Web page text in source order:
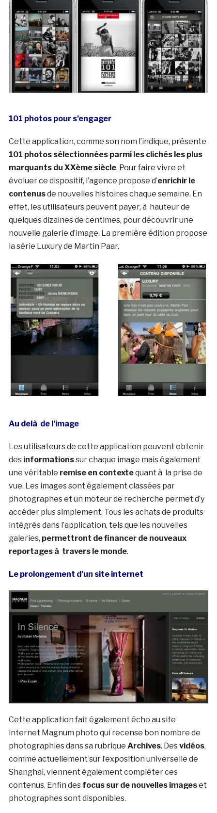
101 photos pour s’engager
Cette application, comme son nom l’indique, présente
101 photos sélectionnées parmi les clichés les plus
marquants du XXème siècle. Pour faire vivre et
évoluer ce dispositif, l’agence propose d’enrichir le
contenusde nouvelles histoires chaque semaine. En
effet, les utilisateurs peuvent payer, à hauteur de
quelques dizaines de centimes, pour découvrir une
nouvelle galerie d’image. La première édition propose
la série Luxury de Martin Paar.
Au delà de l’image
Les utilisateurs de cette application peuvent obtenir
des informationssur chaque image mais également
une véritable remise en contextequant à la prise de
vue. Les images sont également classées par
photographes et un moteur de recherche permet d’y
accéder plus simplement. Tous les achats de produits
intégrés dans l’application, tels que les nouvelles
galeries, permettront de financer de nouveaux
reportages à travers le monde.
Le prolongement d’un site internet
Cette application fait également écho au site
internet Magnum photo qui recense bon nombre de
photographies dans sa rubrique Archives. Desvidéos,
comme actuellement sur l’exposition universelle de
Shanghai, viennent également compléter ces
contenus. Enfin des focus sur de nouvelles imageset
photographes sont disponibles.